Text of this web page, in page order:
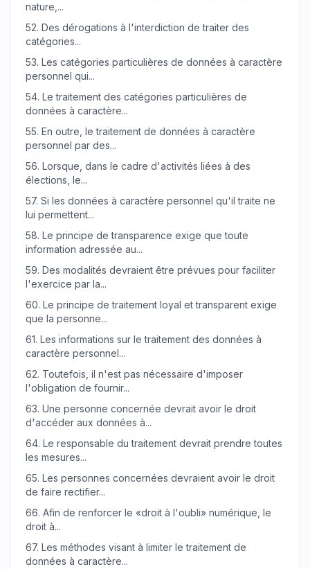
nature,...
52. Des dérogations à l'interdiction de traiter des
catégories...
53. Les catégories particulières de données à caractère
personnel qui...
54. Le traitement des catégories particulières de
données à caractère...
55. En outre, le traitement de données à caractère
personnel par des...
56. Lorsque, dans le cadre d'activités liées à des
élections, le...
57. Si les données à caractère personnel qu'il traite ne
lui permettent...
58. Le principe de transparence exige que toute
information adressée au...
59. Des modalités devraient être prévues pour faciliter
l'exercice par la...
60. Le principe de traitement loyal et transparent exige
que la personne...
61. Les informations sur le traitement des données à
caractère personnel...
62. Toutefois, il n'est pas nécessaire d'imposer
l'obligation de fournir...
63. Une personne concernée devrait avoir le droit
d'accéder aux données à...
64. Le responsable du traitement devrait prendre toutes
les mesures...
65. Les personnes concernées devraient avoir le droit
de faire rectifier...
66. Afin de renforcer le «droit à l'oubli» numérique, le
droit à...
67. Les méthodes visant à limiter le traitement de
données à caractère...